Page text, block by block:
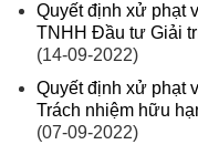
Quyết định xử phạt
TNHH Đầu tư Giải
(14-09-2022)
Quyết định xử phạt
Trách nhiệm hữu
(07-09-2022)